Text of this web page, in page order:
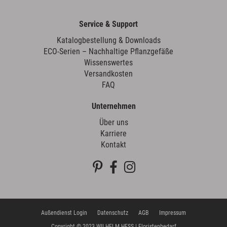
Service & Support
Katalogbestellung & Downloads
ECO-Serien – Nachhaltige Pflanzgefäße
Wissenswertes
Versandkosten
FAQ
Unternehmen
Über uns
Karriere
Kontakt
Außendienst Login Datenschutz AGB
Impressum